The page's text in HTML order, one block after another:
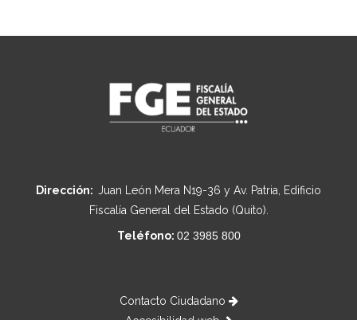
Dirección: Juan León Mera N19-36 y Av. Patria, Edificio
Fiscalía General del Estado (Quito).
Teléfono: 02 3985 800
Contacto Ciudadano